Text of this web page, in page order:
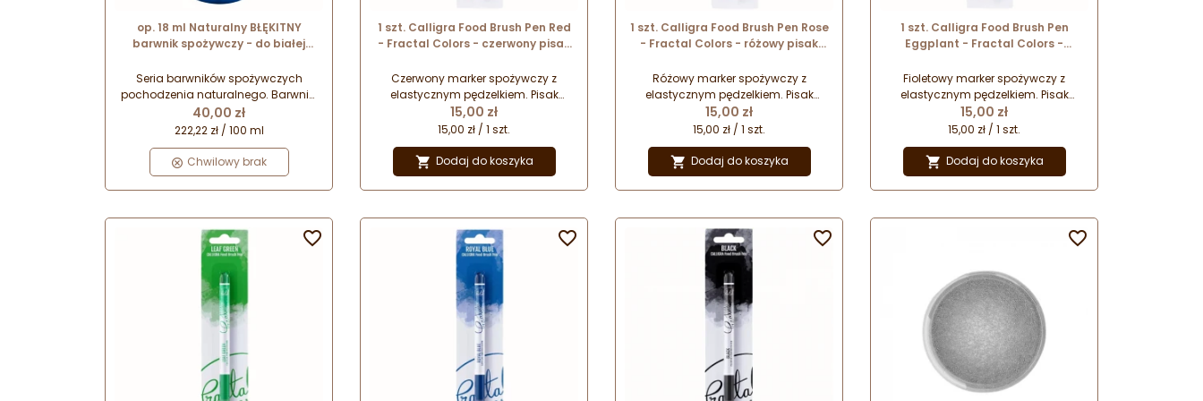
op. 18 ml Naturalny BŁĘKITNY
barwnik spożywczy - do białej
- OS-LC-NAT-25 Food Colours
Seria barwników spożywczych
pochodzenia naturalnego. Barwniki
cukiernicze w formie emulsji
przygotowanej na bazie oleju
barwienia białej czekolady oraz
kremów i mas cukierniczych o
wysokiej zawartości tłuszczu.
Cena
40,00 zł
222,22 zł / 100 ml
Chwilowy brak
1 szt. Calligra Food Brush Pen Red
- Fractal Colors - czerwony pisak
pędzelkiem
Czerwony marker spożywczy z
elastycznym pędzelkiem. Pisak
spożywczy do precyzyjnych
dekoracji. Marker do jadalnych
tortów i ciasteczek. Przeznaczony do
dekorowania twardych powierzchni,
takich jak masa cukrowa,
Cena
15,00 zł
15,00 zł / 1 szt.
 Dodaj do koszyka
1 szt. Calligra Food Brush Pen Rose
- Fractal Colors - różowy pisak
pędzelkiem
Różowy marker spożywczy z
elastycznym pędzelkiem. Pisak
spożywczy do precyzyjnych
dekoracji. Marker do jadalnych
tortów i ciasteczek. Przeznaczony do
dekorowania twardych powierzchni,
takich jak masa cukrowa,
Cena
15,00 zł
15,00 zł / 1 szt.
 Dodaj do koszyka
1 szt. Calligra Food Brush Pen
Eggplant - Fractal Colors -
elastycznym pędzelkiem
Fioletowy marker spożywczy z
elastycznym pędzelkiem. Pisak
spożywczy do precyzyjnych
dekoracji. Marker do jadalnych
tortów i ciasteczek. Przeznaczony do
dekorowania twardych powierzchni,
takich jak masa cukrowa,
Cena
15,00 zł
15,00 zł / 1 szt.
 Dodaj do koszyka
   